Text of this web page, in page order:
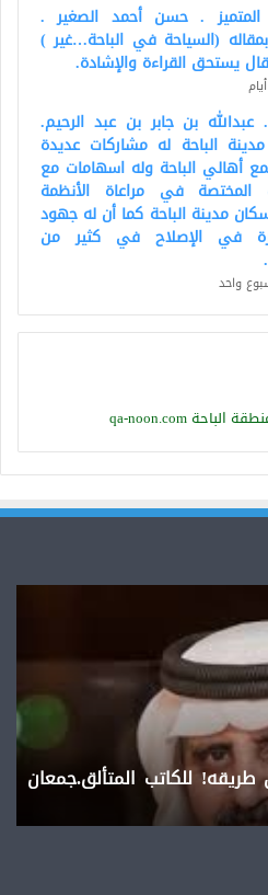
المتميز . حسن أحمد الصغير .
بمقاله (السياحة في الباحة…غير )
يستحق القراءة والإشادة.
عبدالله بن جابر بن عبد الرحيم.
الباحة له مشاركات عديدة
أهالي الباحة وله اسهامات مع
المختصة في مراعاة الأنظمة
مدينة الباحة كما أن له جهود
في الإصلاح في كثير من
واحد
طريقه! للكاتب المتألق.جمعان